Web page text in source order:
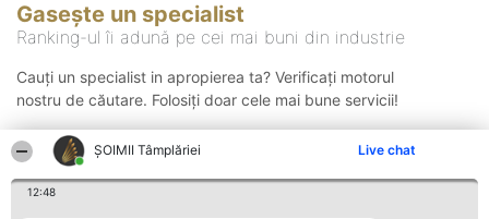
ȘOIMII Tâmplăriei Live chat
12:48
Gasește un specialist
Ranking-ul îi adună pe cei mai buni din industrie
Cauți un specialist in apropierea ta? Verificați motorul
nostru de căutare. Folosiți doar cele mai bune servicii!